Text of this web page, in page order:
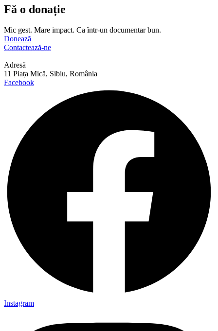
Fă o donație
Mic gest. Mare impact. Ca într-un documentar bun.
Donează
Contactează-ne
Adresă
11 Piața Mică, Sibiu, România
Facebook
Instagram